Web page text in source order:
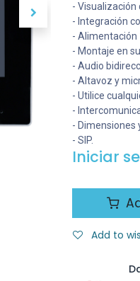
- Visualización
- Integración
- Alimentación
- Montaje en
- Audio
- Altavoz y
- Utilice
-
- Dimensiones
- SIP.
Iniciar
Add to